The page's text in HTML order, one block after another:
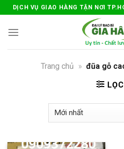
Skip
to
content
DỊCH VỤ GIAO HÀNG TẬN NƠI
Trang chủ » đũa gỗ
LỌC